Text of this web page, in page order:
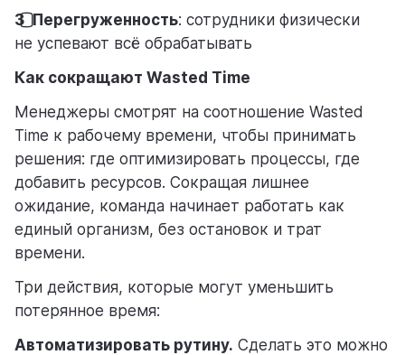
3️⃣ Перегруженность: сотрудники физически
не успевают всё обрабатывать
Как сокращают Wasted Time
Менеджеры смотрят на соотношение Wasted
Time к рабочему времени, чтобы принимать
решения: где оптимизировать процессы, где
добавить ресурсов. Сокращая лишнее
ожидание, команда начинает работать как
единый организм, без остановок и трат
времени.
Три действия, которые могут уменьшить
потерянное время:
Автоматизировать рутину. Сделать это можно